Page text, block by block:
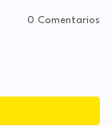
0 Comentarios